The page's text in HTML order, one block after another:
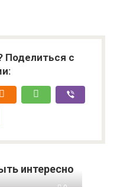
Поделиться с
интересно